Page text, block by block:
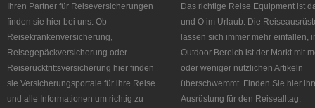
Ihren Partner für Reiseversicherungen
finden sie hier bei uns. Ob
Reisekrankenversicherung,
Reisegepäckversicherung oder
Reiserücktrittsversicherung hier finden
sie Versicherungsportale für ihre Reise
und alle Informationen um richtig zu
Das richtige Reise Equipment ist
und O im Urlaub. Die
lassen sich immer mehr einfallen,
Outdoor Bereich ist der Markt mit
oder weniger nützlichen Artikeln
überschwemmt. Finden Sie hier
Ausrüstung für den Reisealltag.